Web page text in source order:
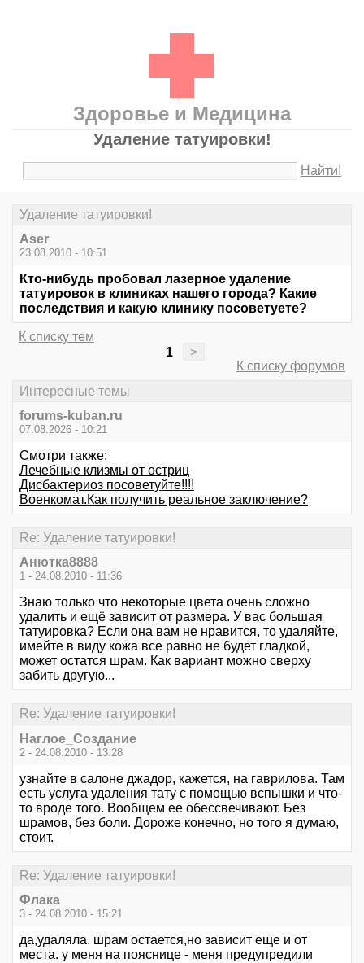
Здоровье и Медицина
Удаление татуировки!
Найти!
Удаление татуировки!
Aser
23.08.2010 - 10:51
Кто-нибудь пробовал лазерное удаление
татуировок в клиниках нашего города? Какие
последствия и какую клинику посоветуете?
К списку тем
1
>
К списку форумов
Интересные темы
forums-kuban.ru
07.08.2026 - 10:21
Смотри также:
Лечебные клизмы от остриц
Дисбактериоз посоветуйте!!!!
Военкомат.Как получить реальное заключение?
Re: Удаление татуировки!
Анютка8888
1 - 24.08.2010 - 11:36
Знаю только что некоторые цвета очень сложно
удалить и ещё зависит от размера. У вас большая
татуировка? Если она вам не нравится, то удаляйте,
имейте в виду кожа все равно не будет гладкой,
может остатся шрам. Как вариант можно сверху
забить другую...
Re: Удаление татуировки!
Наглое_Создание
2 - 24.08.2010 - 13:28
узнайте в салоне джадор, кажется, на гаврилова. Там
есть услуга удаления тату с помощью вспышки и что-
то вроде того. Вообщем ее обессвечивают. Без
шрамов, без боли. Дороже конечно, но того я думаю,
стоит.
Re: Удаление татуировки!
Флака
3 - 24.08.2010 - 15:21
да,удаляла. шрам остается,но зависит еще и от
места. у меня на пояснице - меня предупредили